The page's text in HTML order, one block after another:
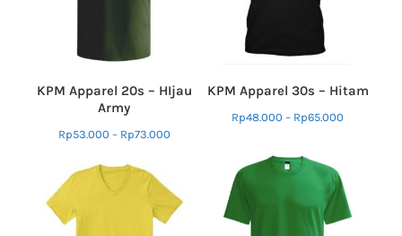
KPM Apparel 20s – HIjau
Army
Rp53.000 – Rp73.000
KPM Apparel 30s – Hitam
Rp48.000 – Rp65.000